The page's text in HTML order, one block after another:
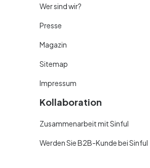
Wer sind wir?
Presse
Magazin
Sitemap
Impressum
Kollaboration
Zusammenarbeit mit Sinful
Werden Sie B2B-Kunde bei Sinful